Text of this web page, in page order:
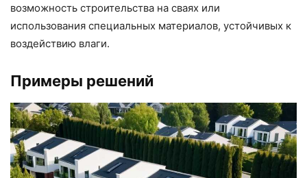
возможность строительства на сваях или
использования специальных материалов, устойчивых к
воздействию влаги.
Примеры решений